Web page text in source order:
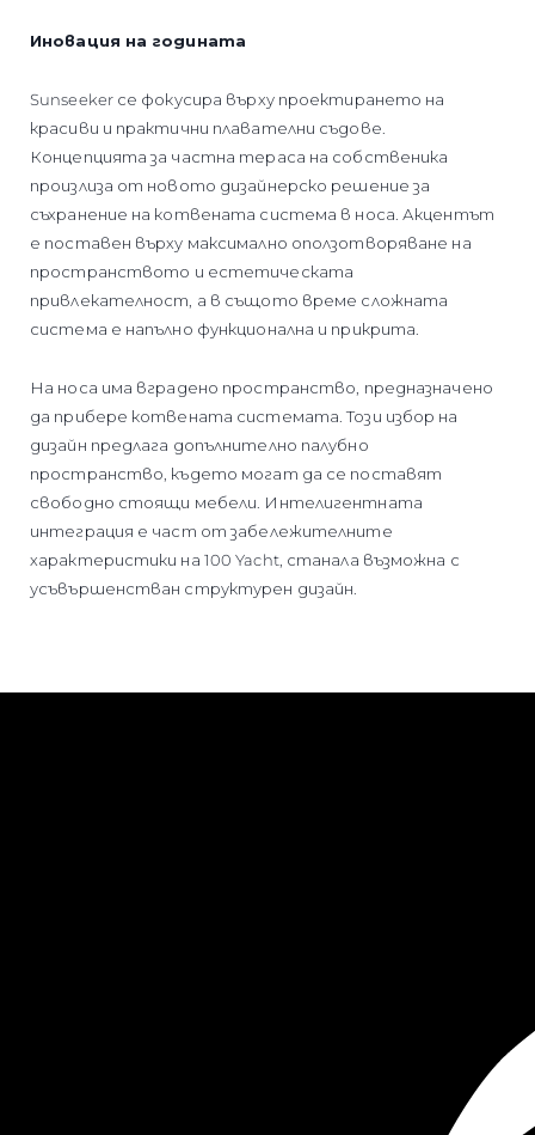
Иновация на годината
Sunseeker се фокусира върху проектирането на
красиви и практични плавателни съдове.
Концепцията за частна тераса на собственика
произлиза от новото дизайнерско решение за
съхранение на котвената система в носа. Акцентът
е поставен върху максимално оползотворяване на
пространството и естетическата
привлекателност, а в същото време сложната
система е напълно функционална и прикрита.
На носа има вградено пространство, предназначено
да прибере котвената системата. Този избор на
дизайн предлага допълнително палубно
пространство, където могат да се поставят
свободно стоящи мебели. Интелигентната
интеграция е част от забележителните
характеристики на 100 Yacht, станала възможна с
усъвършенстван структурен дизайн.